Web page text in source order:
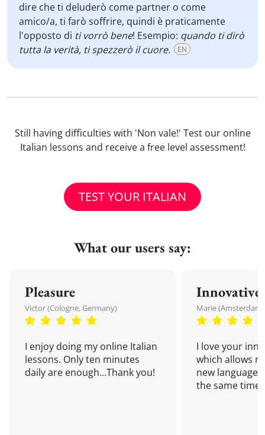
dire che ti deluderò come partner o come
amico/a, ti farò soffrire, quindi è praticamente
l'opposto di ti vorrò bene! Esempio: quando ti dirò
tutta la verità, ti spezzerò il cuore.
EN
Still having difficulties with 'Non vale!' Test our online
Italian lessons and receive a free level assessment!
TEST YOUR ITALIAN
What our users say:
Pleasure
Victor (Cologne, Germany)
I enjoy doing my online Italian
lessons. Only ten minutes
daily are enough...Thank you!
Innovative
Marie
I love your
which allows
new language
the same time!